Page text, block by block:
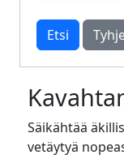
Säikähtää
vetäytyä